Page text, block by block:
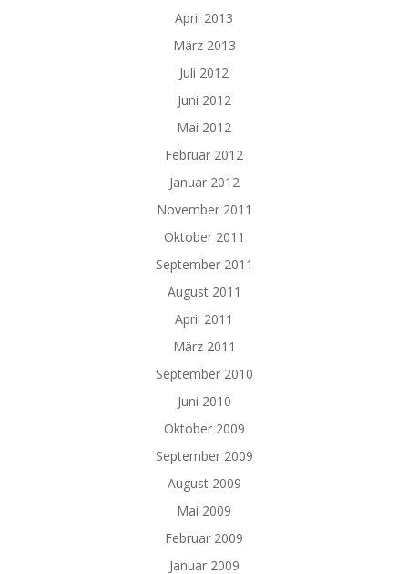
April 2013
März 2013
Juli 2012
Juni 2012
Mai 2012
Februar 2012
Januar 2012
November 2011
Oktober 2011
September 2011
August 2011
April 2011
März 2011
September 2010
Juni 2010
Oktober 2009
September 2009
August 2009
Mai 2009
Februar 2009
Januar 2009